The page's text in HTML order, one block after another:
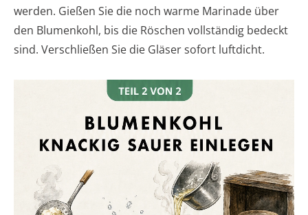
werden. Gießen Sie die noch warme Marinade über
den Blumenkohl, bis die Röschen vollständig bedeckt
sind. Verschließen Sie die Gläser sofort luftdicht.